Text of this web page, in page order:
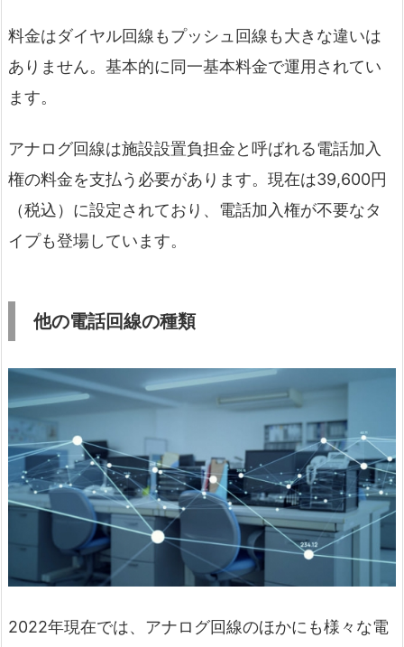
料金はダイヤル回線もプッシュ回線も大きな違いは
ありません。基本的に同一基本料金で運用されてい
ます。
アナログ回線は施設設置負担金と呼ばれる電話加入
権の料金を支払う必要があります。現在は39,600円
（税込）に設定されており、電話加入権が不要なタ
イプも登場しています。
他の電話回線の種類
2022年現在では、アナログ回線のほかにも様々な電